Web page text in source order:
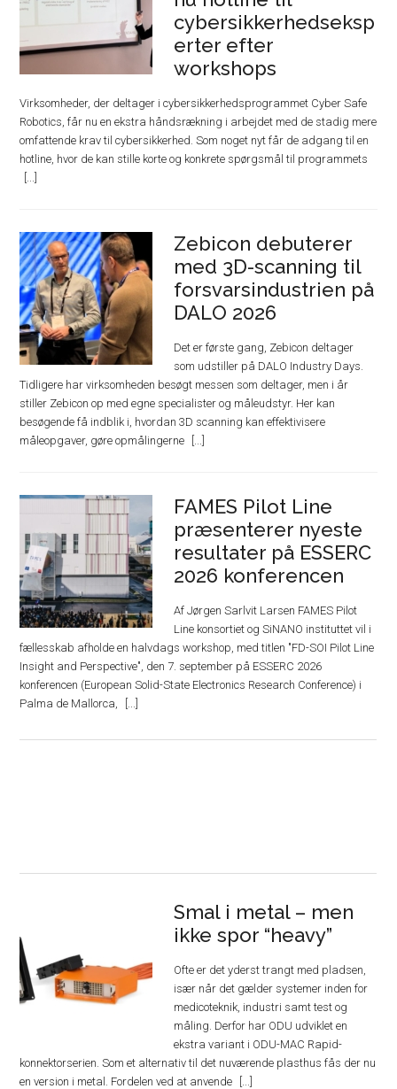
cybersikkerhedseksp
erter efter
workshops
Virksomheder, der deltager i cybersikkerhedsprogrammet Cyber Safe
Robotics, får nu en ekstra håndsrækning i arbejdet med de stadig mere
omfattende krav til cybersikkerhed. Som noget nyt får de adgang til en
hotline, hvor de kan stille korte og konkrete spørgsmål til programmets
Zebicon debuterer
med 3D-scanning til
forsvarsindustrien på
DALO 2026
Det er første gang, Zebicon deltager
som udstiller på DALO Industry Days.
Tidligere har virksomheden besøgt messen som deltager, men i år
stiller Zebicon op med egne specialister og måleudstyr. Her kan
besøgende få indblik i, hvordan 3D scanning kan effektivisere
måleopgaver, gøre opmålingerne
FAMES Pilot Line
præsenterer nyeste
resultater på ESSERC
2026 konferencen
Af Jørgen Sarlvit Larsen FAMES Pilot
Line konsortiet og SiNANO instituttet vil i
fællesskab afholde en halvdags workshop, med titlen "FD-SOI Pilot Line
Insight and Perspective", den 7. september på ESSERC 2026
konferencen (European Solid-State Electronics Research Conference) i
Palma de Mallorca,
Smal i metal – men
ikke spor “heavy”
Ofte er det yderst trangt med pladsen,
især når det gælder systemer inden for
medicoteknik, industri samt test og
måling. Derfor har ODU udviklet en
ekstra variant i ODU-MAC Rapid-
konnektorserien. Som et alternativ til det nuværende plasthus fås der nu
en version i metal. Fordelen ved at anvende